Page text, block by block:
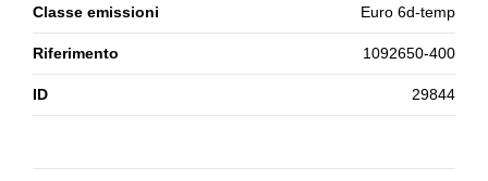
Classe emissioni Euro 6d-temp
Riferimento 1092650-400
ID 29844